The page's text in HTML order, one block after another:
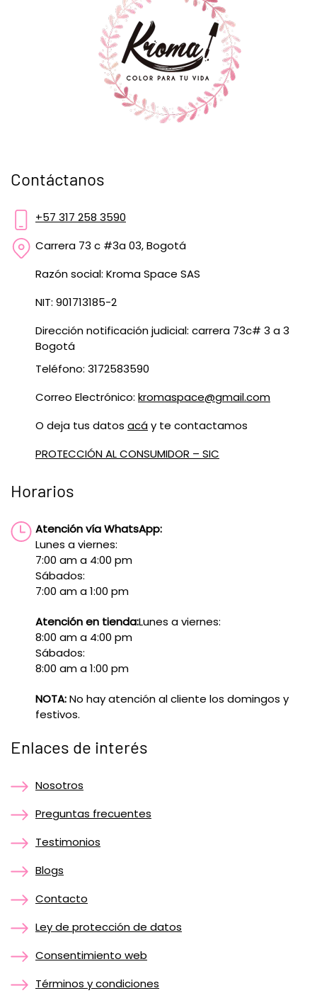
Contáctanos
+57 317 258 3590
Carrera 73 c #3a 03, Bogotá
Razón social: Kroma Space SAS
NIT: 901713185-2
Dirección notificación judicial: carrera 73c# 3 a 3
Bogotá
Teléfono: 3172583590
Correo Electrónico: kromaspace@gmail.com
O deja tus datos acáy te contactamos
PROTECCIÓN AL CONSUMIDOR – SIC
Horarios
Atención vía WhatsApp:
Lunes a viernes:
7:00 am a 4:00 pm
Sábados:
7:00 am a 1:00 pm
Atención en tienda:Lunes a viernes:
8:00 am a 4:00 pm
Sábados:
8:00 am a 1:00 pm
NOTA:No hay atención al cliente los domingos y
festivos.
Enlaces de interés
Nosotros
Preguntas frecuentes
Testimonios
Blogs
Contacto
Ley de protección de datos
Consentimiento web
Términos y condiciones